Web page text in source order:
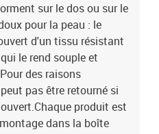
sur le dos ou sur le
pour la peau : le
d'un tissu résistant
le rend souple et
des raisons
pas être retourné si
produit est
dans la boîte